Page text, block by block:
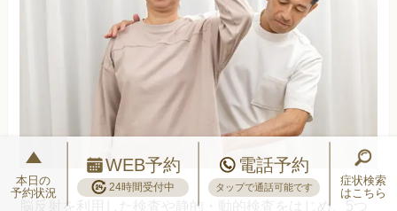
脳反射を利用した検査や静的・動的検査をはじめ、5つ
本日の
予約状況
WEB予約
24時間受付中
電話予約
タップで通話可能です
症状検索
はこちら